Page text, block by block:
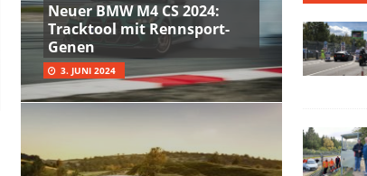
Neuer BMW M4 CS 2024:
Tracktool mit Rennsport-
Genen
3. JUNI 2024